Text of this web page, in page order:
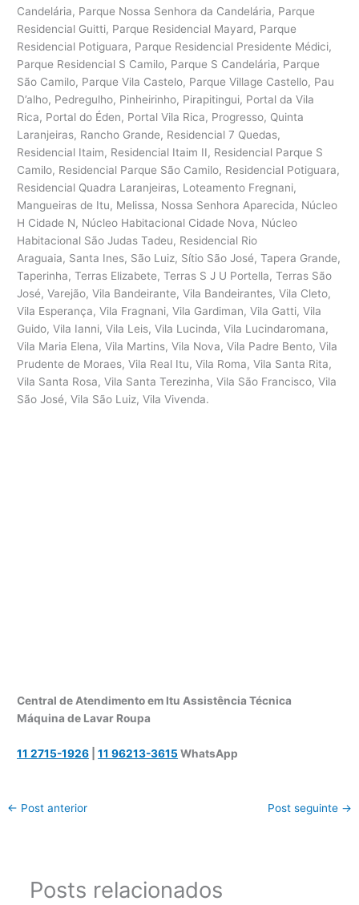
Candelária, Parque Nossa Senhora da Candelária, Parque
Residencial Guitti, Parque Residencial Mayard, Parque
Residencial Potiguara, Parque Residencial Presidente Médici,
Parque Residencial S Camilo, Parque S Candelária, Parque
São Camilo, Parque Vila Castelo, Parque Village Castello, Pau
D’alho, Pedregulho, Pinheirinho, Pirapitingui, Portal da Vila
Rica, Portal do Éden, Portal Vila Rica, Progresso, Quinta
Laranjeiras, Rancho Grande, Residencial 7 Quedas,
Residencial Itaim, Residencial Itaim II, Residencial Parque S
Camilo, Residencial Parque São Camilo, Residencial Potiguara,
Residencial Quadra Laranjeiras, Loteamento Fregnani,
Mangueiras de Itu, Melissa, Nossa Senhora Aparecida, Núcleo
H Cidade N, Núcleo Habitacional Cidade Nova, Núcleo
Habitacional São Judas Tadeu, Residencial Rio
Araguaia, Santa Ines, São Luiz, Sítio São José, Tapera Grande,
Taperinha, Terras Elizabete, Terras S J U Portella, Terras São
José, Varejão, Vila Bandeirante, Vila Bandeirantes, Vila Cleto,
Vila Esperança, Vila Fragnani, Vila Gardiman, Vila Gatti, Vila
Guido, Vila Ianni, Vila Leis, Vila Lucinda, Vila Lucindaromana,
Vila Maria Elena, Vila Martins, Vila Nova, Vila Padre Bento, Vila
Prudente de Moraes, Vila Real Itu, Vila Roma, Vila Santa Rita,
Vila Santa Rosa, Vila Santa Terezinha, Vila São Francisco, Vila
São José, Vila São Luiz, Vila Vivenda.
Central de Atendimento em Itu Assistência Técnica
Máquina de Lavar Roupa
11 2715-1926 |11 96213-3615 WhatsApp
← Post anterior Post seguinte →
Posts relacionados